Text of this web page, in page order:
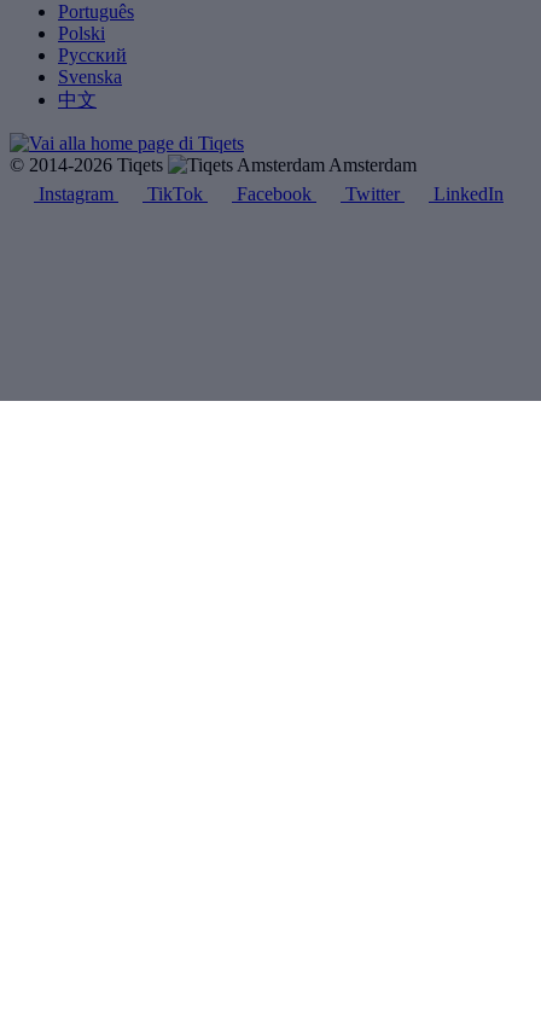
Português
Polski
Русский
Svenska
中文
© 2014-2026 Tiqets
Amsterdam
Instagram
TikTok Facebook Twitter LinkedIn